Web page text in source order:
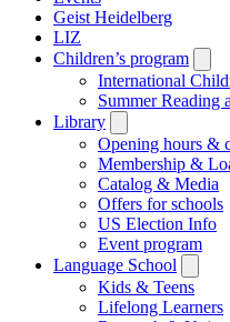
Geist Heidelberg
LIZ
Children’s program
International
Summer
Library
submenu
Opening hours &
Membership &
Catalog & Media
Offers for schools
US Election Info
Event program
Language School
Kids & Teens
Lifelong Learners